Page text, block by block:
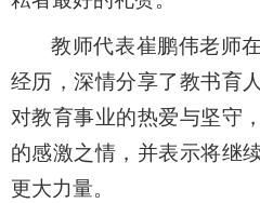
教师代表崔鹏伟老师
经历，深情分享了教书育
对教育事业的热爱与坚守
的感激之情，并表示将继
更大力量。